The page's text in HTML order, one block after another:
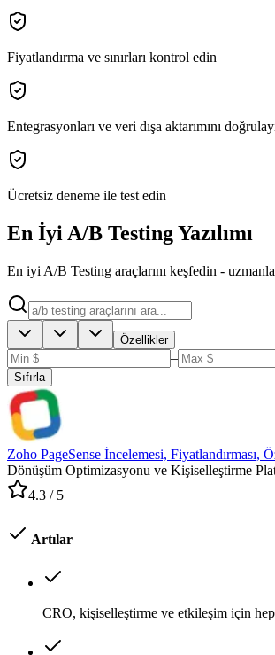
Fiyatlandırma ve sınırları kontrol edin
Entegrasyonları ve veri dışa aktarımını
Ücretsiz deneme ile test edin
En İyi A/B Testing Yazılımı
En iyi A/B Testing araçlarını keşfedin -
Özellikler
–
Sıfırla
Zoho PageSense İncelemesi, Fiyatlandırması,
Dönüşüm Optimizasyonu ve Kişiselleştirme
4.3 / 5
Artılar
CRO, kişiselleştirme ve etkileşim için